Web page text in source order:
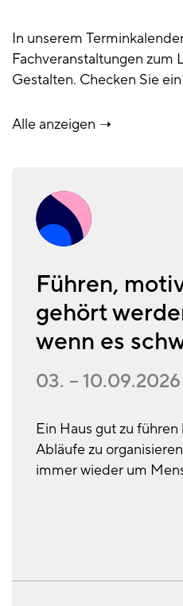
In unserem
Fachveranstaltungen zum
Gestalten. Checken Sie
Alle anzeigen
Führen,
gehört
wenn es
03. – 10.09.2026
Ein Haus gut zu
Abläufe zu
immer wieder um